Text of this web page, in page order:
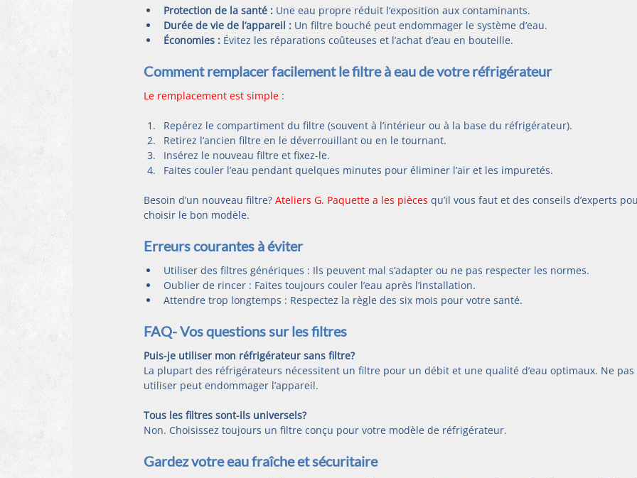
Protection de la santé : Une eau propre réduit l’exposition aux contaminants.
Durée de vie de l’appareil : Un filtre bouché peut endommager le système d’eau.
Économies : Évitez les réparations coûteuses et l’achat d’eau en bouteille.
Comment remplacer facilement le filtre à eau de votre réfrigérateur
Le remplacement est simple :
Repérez le compartiment du filtre (souvent à l’intérieur ou à la base du réfrigérateur).
Retirez l’ancien filtre en le déverrouillant ou en le tournant.
Insérez le nouveau filtre et fixez-le.
Faites couler l’eau pendant quelques minutes pour éliminer l’air et les impuretés.
Besoin d’un nouveau filtre? Ateliers G. Paquette a les pièces qu’il vous faut et des conseils d’experts
choisir le bon modèle.
Erreurs courantes à éviter
Utiliser des filtres génériques : Ils peuvent mal s’adapter ou ne pas respecter les normes.
Oublier de rincer : Faites toujours couler l’eau après l’installation.
Attendre trop longtemps : Respectez la règle des six mois pour votre santé.
FAQ- Vos questions sur les filtres
Puis-je utiliser mon réfrigérateur sans filtre?
La plupart des réfrigérateurs nécessitent un filtre pour un débit et une qualité d’eau optimaux. Ne
utiliser peut endommager l’appareil.
Tous les filtres sont-ils universels?
Non. Choisissez toujours un filtre conçu pour votre modèle de réfrigérateur.
Gardez votre eau fraîche et sécuritaire